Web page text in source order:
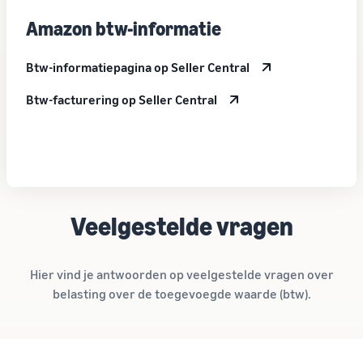
Amazon btw-informatie
Btw-informatiepagina op Seller Central
Btw-facturering op Seller Central
Veelgestelde vragen
Hier vind je antwoorden op veelgestelde vragen over
belasting over de toegevoegde waarde (btw).